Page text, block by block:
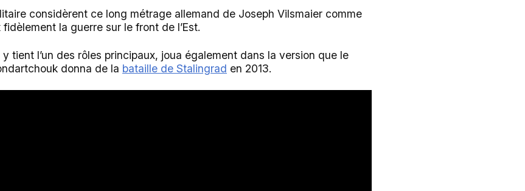
considèrent ce long métrage allemand de Joseph Vilsmaier comme
la guerre sur le front de l’Est.
tient l’un des rôles principaux, joua également dans la version que le
donna de la bataille de Stalingrad en 2013.